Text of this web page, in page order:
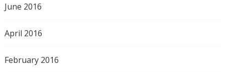
June 2016
April 2016
February 2016